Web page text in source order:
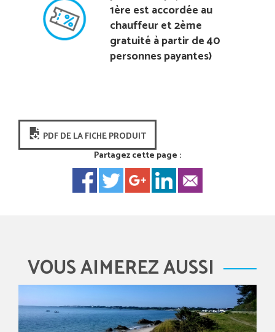
1ère est accordée au
chauffeur et 2ème
gratuité à partir de 40
personnes payantes)
PDF DE LA FICHE PRODUIT
Partagez cette page :
VOUS AIMEREZ AUSSI